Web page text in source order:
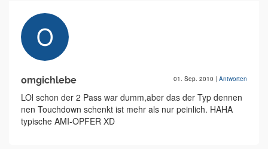
omgichlebe 01. Sep. 2010 | Antworten
LOl schon der 2 Pass war dumm,aber das der Typ dennen
nen Touchdown schenkt ist mehr als nur peinlich. HAHA
typische AMI-OPFER XD